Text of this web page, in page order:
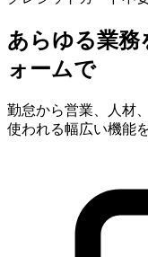
あらゆる業務
ォームで
勤怠から営業、人材
使われる幅広い機能